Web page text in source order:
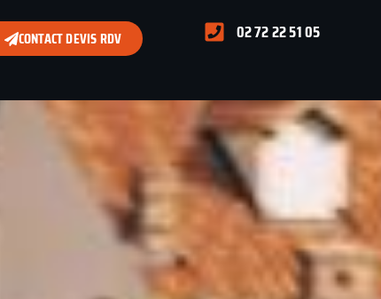
CONTACT DEVIS RDV 02 72 22 51 05